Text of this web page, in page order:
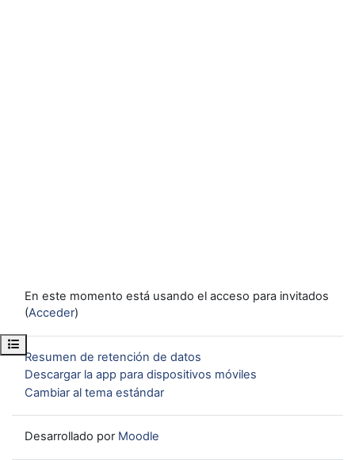
Abrir índice del curso
En este momento está usando el acceso para invitados
(Acceder)
Resumen de retención de datos
Descargar la app para dispositivos móviles
Cambiar al tema estándar
Desarrollado por Moodle